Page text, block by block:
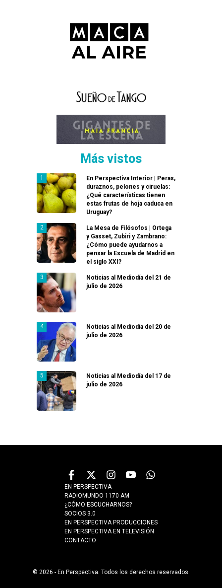
Más vistos
En Perspectiva Interior | Peras,
duraznos, pelones y ciruelas:
¿Qué características tienen
estas frutas de hoja caduca en
Uruguay?
La Mesa de Filósofos | Ortega
y Gasset, Zubiri y Zambrano:
¿Cómo puede ayudarnos a
pensar la Escuela de Madrid en
el siglo XXI?
Noticias al Mediodía del 21 de
julio de 2026
Noticias al Mediodía del 20 de
julio de 2026
Noticias al Mediodía del 17 de
julio de 2026
EN PERSPECTIVA
RADIOMUNDO 1170 AM
¿CÓMO ESCUCHARNOS?
SOCIOS 3.0
EN PERSPECTIVA PRODUCCIONES
EN PERSPECTIVA EN TELEVISIÓN
CONTACTO
© 2026 - En Perspectiva. Todos los derechos reservados.